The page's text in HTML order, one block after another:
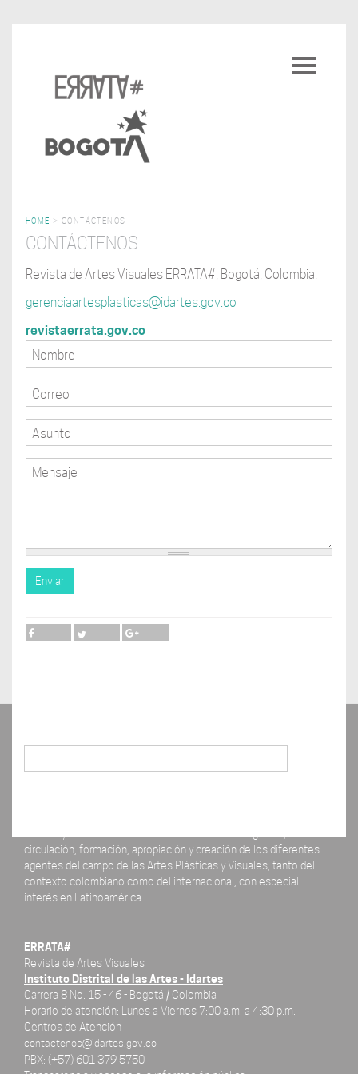
Toggle
HOME > CONTÁCTENOS
CONTÁCTENOS
Revista de Artes Visuales ERRATA#, Bogotá, Colombia.
gerenciaartesplasticas@idartes.gov.co
revistaerrata.gov.co
Nombre
Correo
Asunto
Mensaje
Enviar
circulación, formación, apropiación y creación de los diferentes
agentes del campo de las Artes Plásticas y Visuales, tanto del
contexto colombiano como del internacional, con especial
interés en Latinoamérica.
ERRATA#
Revista de Artes Visuales
Instituto Distrital de las Artes - Idartes
Carrera 8 No. 15 - 46 - Bogotá / Colombia
Horario de atención: Lunes a Viernes 7:00 a.m. a 4:30 p.m.
Centros de Atención
contactenos@idartes.gov.co
PBX: (+57) 601 379 5750